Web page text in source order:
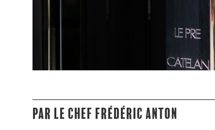
Par le chef Frédéric Anton